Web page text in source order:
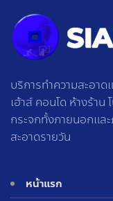
บริการทำความสะอา
เฮ้าส์ คอนโด ห้างร้า
กระจกทั้งภายนอกแล
สะอาดรายวัน
หน้าแรก